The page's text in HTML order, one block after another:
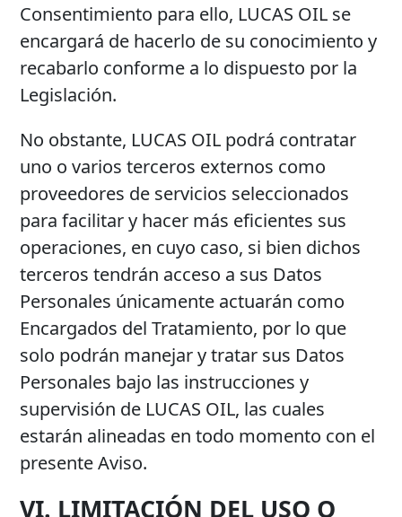
Consentimiento para ello, LUCAS OIL se
encargará de hacerlo de su conocimiento y
recabarlo conforme a lo dispuesto por la
Legislación.
No obstante, LUCAS OIL podrá contratar
uno o varios terceros externos como
proveedores de servicios seleccionados
para facilitar y hacer más eficientes sus
operaciones, en cuyo caso, si bien dichos
terceros tendrán acceso a sus Datos
Personales únicamente actuarán como
Encargados del Tratamiento, por lo que
solo podrán manejar y tratar sus Datos
Personales bajo las instrucciones y
supervisión de LUCAS OIL, las cuales
estarán alineadas en todo momento con el
presente Aviso.
VI. LIMITACIÓN DEL USO O